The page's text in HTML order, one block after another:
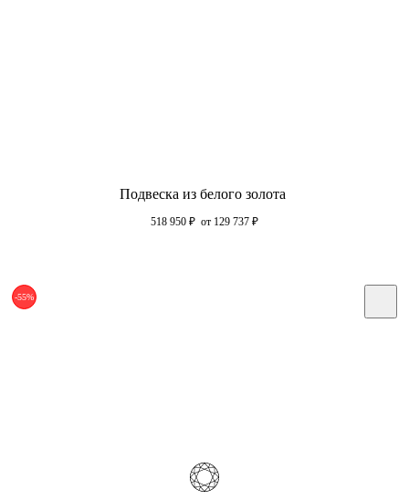
Подвеска из белого золота
518 950 ₽ от 129 737 ₽
-55%